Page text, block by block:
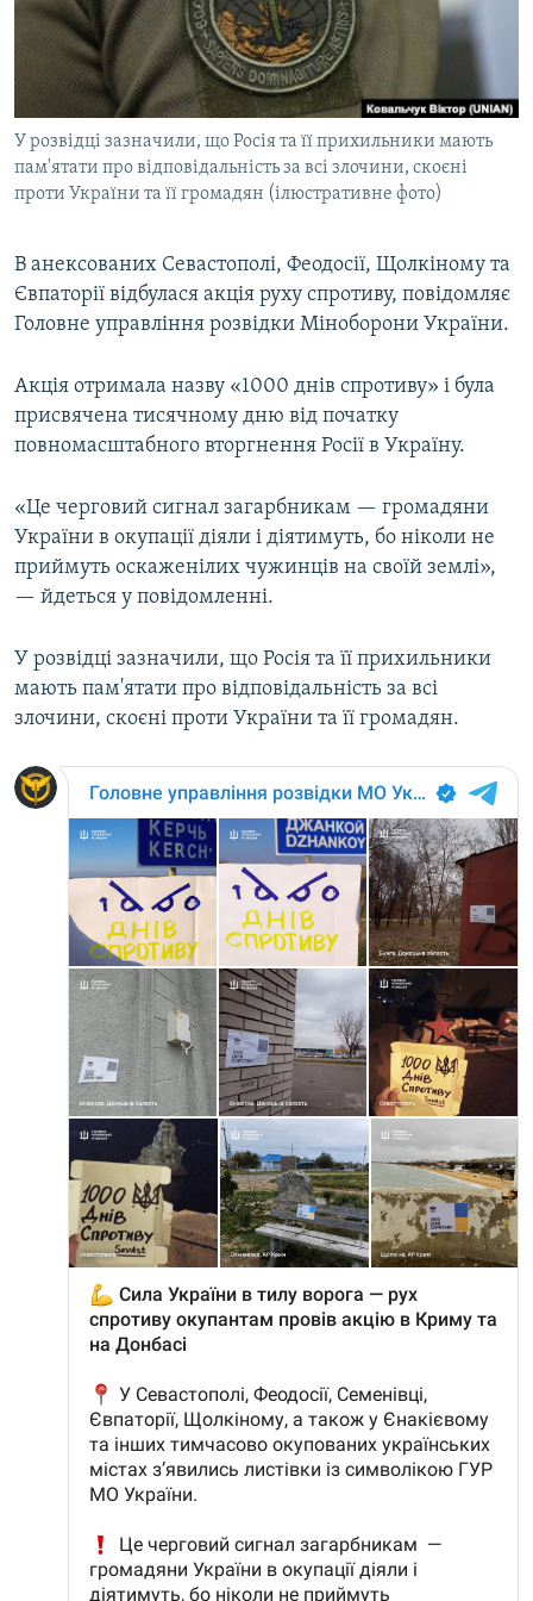
ВІДЕОУРОКИ «ELIFBE»
СВІДЧЕННЯ ОКУПАЦІЇ
УКРАЇНСЬКА ПРОБЛЕМА КРИМУ
ІНФОГРАФІКА
Русский
Qırımtatar
ДОЛУЧАЙСЯ!
Усі сайти RFE/RL
У розвідці зазначили, що Росія та її прихильники мають
пам'ятати про відповідальність за всі злочини, скоєні
проти України та її громадян (ілюстративне фото)
В анексованих Севастополі, Феодосії, Щолкіному та
Євпаторії відбулася акція руху спротиву, повідомляє
Головне управління розвідки Міноборони України.
Акція отримала назву «1000 днів спротиву» і була
присвячена тисячному дню від початку
повномасштабного вторгнення Росії в Україну.
«Це черговий сигнал загарбникам — громадяни
України в окупації діяли і діятимуть, бо ніколи не
приймуть оскаженілих чужинців на своїй землі»,
— йдеться у повідомленні.
У розвідці зазначили, що Росія та її прихильники
мають пам'ятати про відповідальність за всі
злочини, скоєні проти України та її громадян.